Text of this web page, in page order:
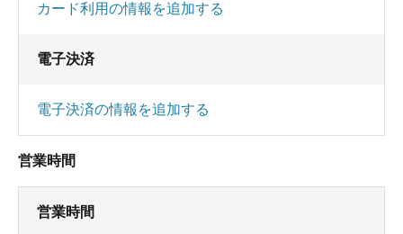
カード利用の情報を追加する
電子決済
電子決済の情報を追加する
営業時間
営業時間